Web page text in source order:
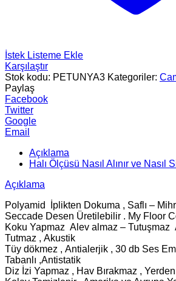
İstek Listeme Ekle
Karşılaştır
Stok kodu: PETUNYA3 Kategoriler:
Paylaş
Facebook
Twitter
Google
Email
Açıklama
Halı Ölçüsü Nasıl Alınır ve Nasıl
Açıklama
Polyamid İplikten Dokuma , Saflı –
Seccade Desen Üretilebilir . My Floor
Koku Yapmaz Alev almaz – Tutuşmaz
Tutmaz , Akustik
Tüy dökmez , Antialerjik , 30 db Ses
Tabanlı ,Antistatik
Diz İzi Yapmaz , Hav Bırakmaz ,